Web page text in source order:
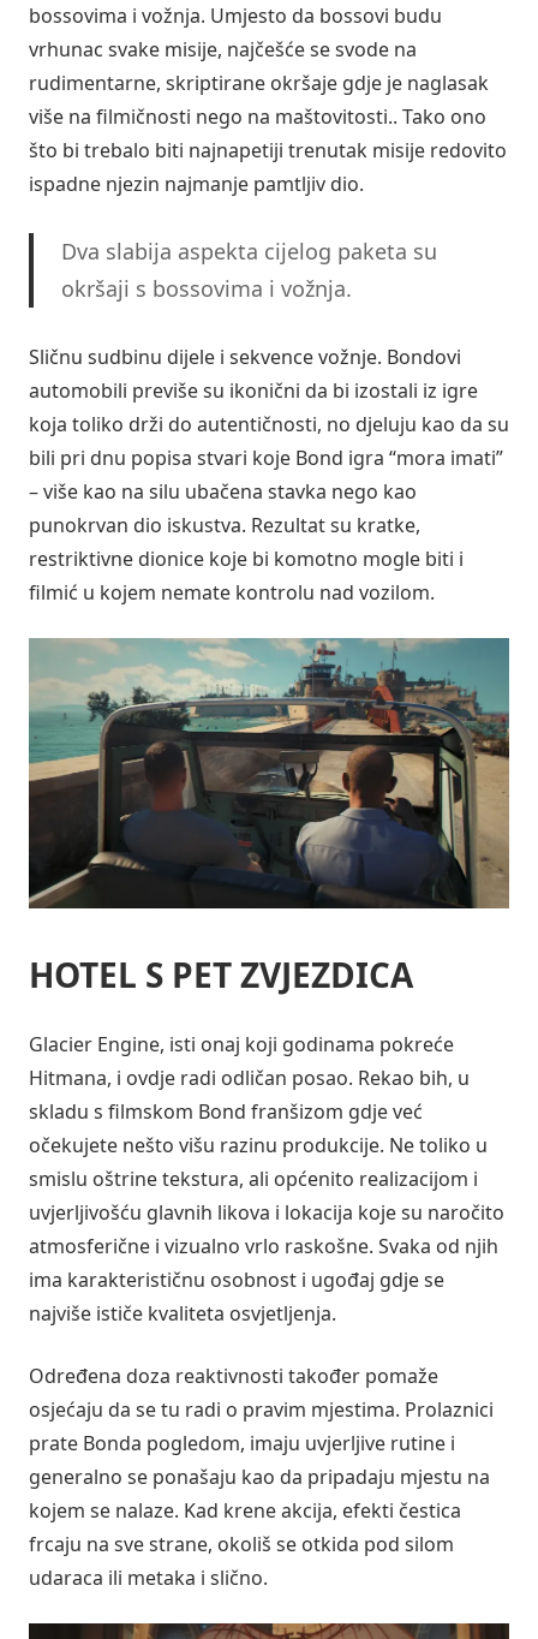
bossovima i vožnja. Umjesto da bossovi budu
vrhunac svake misije, najčešće se svode na
rudimentarne, skriptirane okršaje gdje je naglasak
više na filmičnosti nego na maštovitosti.. Tako ono
što bi trebalo biti najnapetiji trenutak misije redovito
ispadne njezin najmanje pamtljiv dio.
Dva slabija aspekta cijelog paketa su
okršaji s bossovima i vožnja.
Sličnu sudbinu dijele i sekvence vožnje. Bondovi
automobili previše su ikonični da bi izostali iz igre
koja toliko drži do autentičnosti, no djeluju kao da su
bili pri dnu popisa stvari koje Bond igra “mora imati”
– više kao na silu ubačena stavka nego kao
punokrvan dio iskustva. Rezultat su kratke,
restriktivne dionice koje bi komotno mogle biti i
filmić u kojem nemate kontrolu nad vozilom.
HOTEL S PET ZVJEZDICA
Glacier Engine, isti onaj koji godinama pokreće
Hitmana, i ovdje radi odličan posao. Rekao bih, u
skladu s filmskom Bond franšizom gdje već
očekujete nešto višu razinu produkcije. Ne toliko u
smislu oštrine tekstura, ali općenito realizacijom i
uvjerljivošću glavnih likova i lokacija koje su naročito
atmosferične i vizualno vrlo raskošne. Svaka od njih
ima karakterističnu osobnost i ugođaj gdje se
najviše ističe kvaliteta osvjetljenja.
Određena doza reaktivnosti također pomaže
osjećaju da se tu radi o pravim mjestima. Prolaznici
prate Bonda pogledom, imaju uvjerljive rutine i
generalno se ponašaju kao da pripadaju mjestu na
kojem se nalaze. Kad krene akcija, efekti čestica
frcaju na sve strane, okoliš se otkida pod silom
udaraca ili metaka i slično.